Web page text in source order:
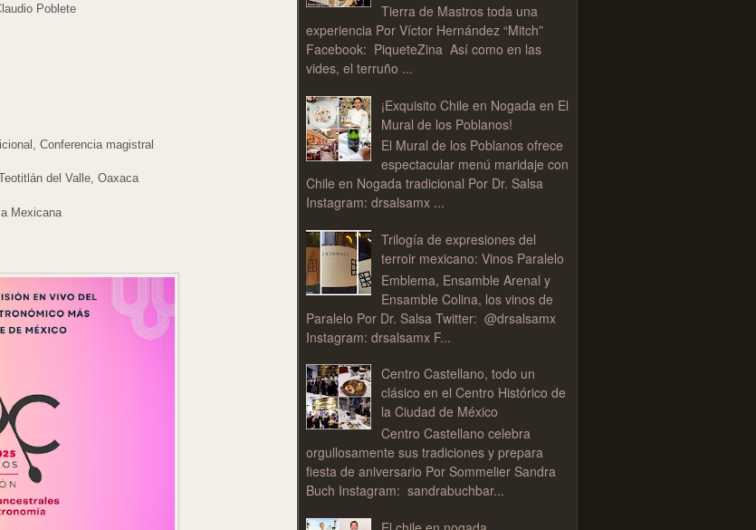
Poblete
Conferencia magistral
del Valle, Oaxaca
Mexicana
Tierra de Mastros toda una
experiencia Por Víctor Hernández “Mitch”
Facebook: PiqueteZina Así como en las
vides, el terruño ...
¡Exquisito Chile en Nogada en El
Mural de los Poblanos!
El Mural de los Poblanos ofrece
espectacular menú maridaje con
Chile en Nogada tradicional Por Dr. Salsa
Instagram: drsalsamx ...
Trilogía de expresiones del
terroir mexicano: Vinos Paralelo
Emblema, Ensamble Arenal y
Ensamble Colina, los vinos de
Paralelo Por Dr. Salsa Twitter: @drsalsamx
Instagram: drsalsamx F...
Centro Castellano, todo un
clásico en el Centro Histórico de
la Ciudad de México
Centro Castellano celebra
orgullosamente sus tradiciones y prepara
fiesta de aniversario Por Sommelier Sandra
Buch Instagram: sandrabuchbar...